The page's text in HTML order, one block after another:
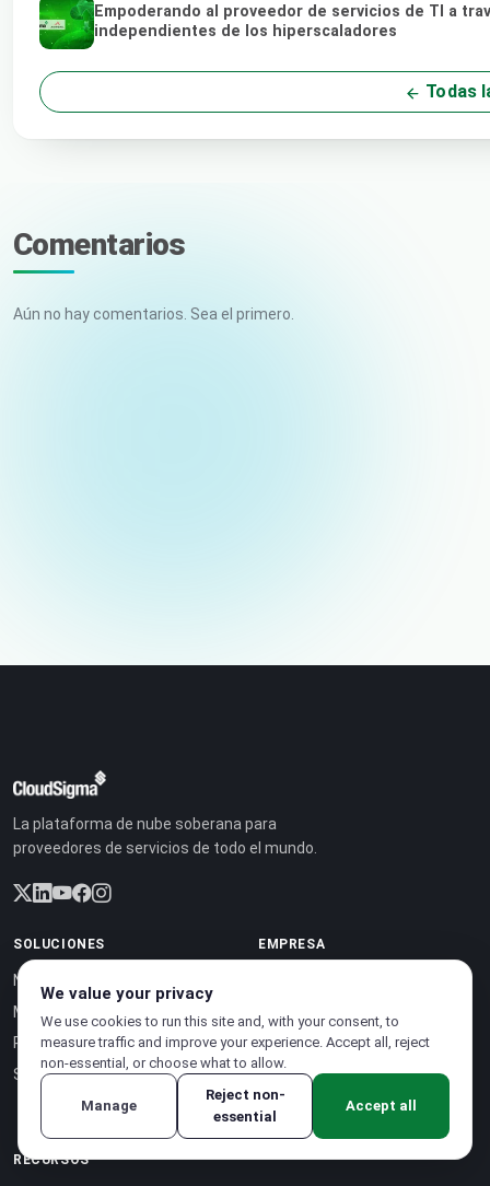
Empoderando al proveedor de servicios de TI a
independientes de los hiperscaladores
Todas
Comentarios
Aún no hay comentarios. Sea el primero.
La plataforma de nube soberana para
proveedores de servicios de todo el mundo.
SOLUCIONES
Nube soberana
Modelo de negocio
Precios
Sostenibilidad
EMPRESA
Empleo
Sobre nosotros
Casos de estudio
Contacto
RECURSOS
We value your privacy
We use cookies to run this site and, with your consent, to
measure traffic and improve your experience. Accept all, reject
non-essential, or choose what to allow.
Manage
Reject non-
essential
Accept all